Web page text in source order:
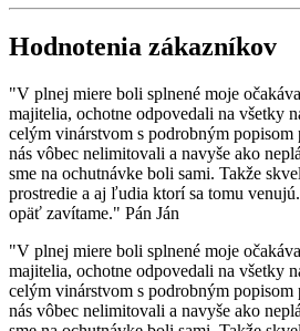
Hodnotenia zákazníkov
"V plnej miere boli splnené moje
majitelia, ochotne odpovedali na všetky
celým vinárstvom s podrobným popisom
nás vôbec nelimitovali a navyše ako
sme na ochutnávke boli sami. Takže
prostredie a aj ľudia ktorí sa tomu
opäť zavítame." Pán Ján
"V plnej miere boli splnené moje
majitelia, ochotne odpovedali na všetky
celým vinárstvom s podrobným popisom
nás vôbec nelimitovali a navyše ako